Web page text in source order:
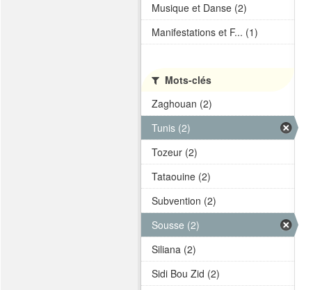
Musique et Danse (2)
Manifestations et F... (1)
Mots-clés
Zaghouan (2)
Tunis (2)
Tozeur (2)
Tataouine (2)
Subvention (2)
Sousse (2)
Siliana (2)
Sidi Bou Zid (2)